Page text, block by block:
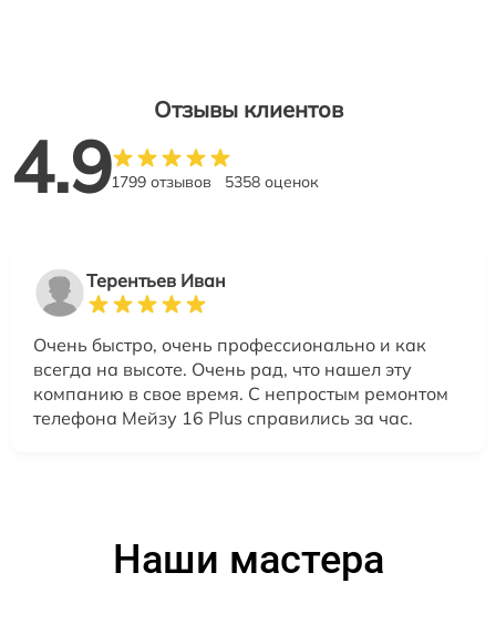
Отзывы клиентов
4.91799 отзывов 5358 оценок
Терентьев Иван
Очень быстро, очень профессионально и как
всегда на высоте. Очень рад, что нашел эту
компанию в свое время. С непростым ремонтом
телефона Мейзу 16 Plus справились за час.
Наши мастера